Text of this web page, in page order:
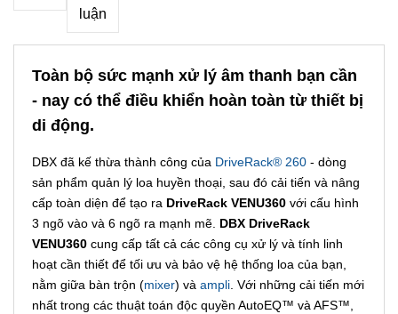
luận
Toàn bộ sức mạnh xử lý âm thanh bạn cần
- nay có thể điều khiển hoàn toàn từ thiết bị
di động.
DBX đã kế thừa thành công của DriveRack® 260 - dòng
sản phẩm quản lý loa huyền thoại, sau đó cải tiến và nâng
cấp toàn diện để tạo ra DriveRack VENU360 với cấu hình
3 ngõ vào và 6 ngõ ra mạnh mẽ. DBX DriveRack
VENU360 cung cấp tất cả các công cụ xử lý và tính linh
hoạt cần thiết để tối ưu và bảo vệ hệ thống loa của bạn,
nằm giữa bàn trộn (mixer) và ampli . Với những cải tiến mới
nhất trong các thuật toán độc quyền AutoEQ™ và AFS™,